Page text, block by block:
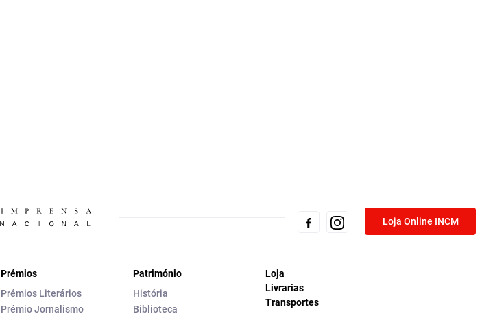
Loja Online INCM
Prémios
Prémios Literários
Prémio Jornalismo
Património
História
Biblioteca
Loja
Livrarias
Transportes